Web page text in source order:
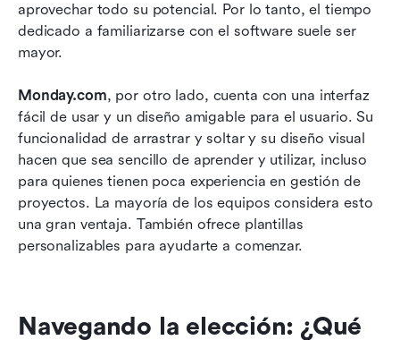
aprovechar todo su potencial. Por lo tanto, el tiempo
dedicado a familiarizarse con el software suele ser
mayor.
Monday.com, por otro lado, cuenta con una interfaz
fácil de usar y un diseño amigable para el usuario. Su
funcionalidad de arrastrar y soltar y su diseño visual
hacen que sea sencillo de aprender y utilizar, incluso
para quienes tienen poca experiencia en gestión de
proyectos. La mayoría de los equipos considera esto
una gran ventaja. También ofrece plantillas
personalizables para ayudarte a comenzar.
Navegando la elección: ¿Qué